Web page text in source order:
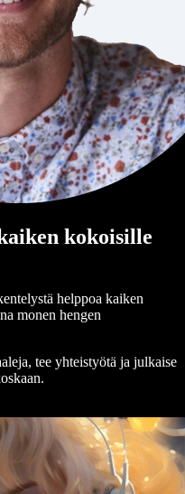
kokoisille
helppoa kaiken
monen hengen
tee yhteistyötä ja julkaise